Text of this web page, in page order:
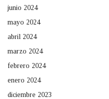
junio 2024
mayo 2024
abril 2024
marzo 2024
febrero 2024
enero 2024
diciembre 2023